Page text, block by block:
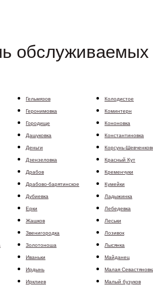
обслуживаемых
Гельмязов
Геронимовка
Городище
Дашуковка
Деньги
Дзензеловка
Драбов
Драбово-барятинское
Дубиевка
Ерки
Жашков
Звенигородка
Золотоноша
Иваньки
Ирдынь
Ирклиев
Колодистое
Коминтерн
Кононовка
Константиновка
Корсунь-
Красный Кут
Кременчуки
Кумейки
Ладыжинка
Лебедевка
Леськи
Лозивок
Лысянка
Майданец
Малая
Малый бузуков